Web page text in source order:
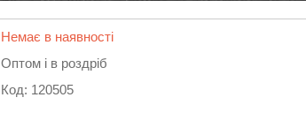
Немає в наявності
Оптом і в роздріб
Код: 120505